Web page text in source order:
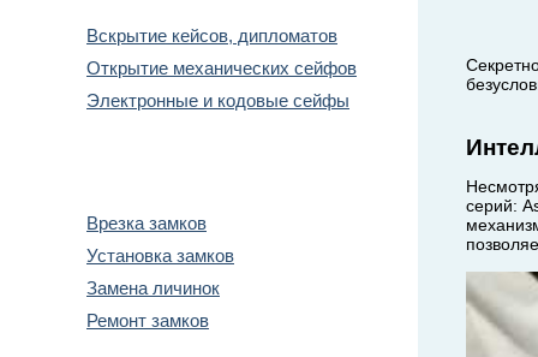
Вскрытие кейсов, дипломатов
Открытие механических сейфов
Электронные и кодовые сейфы
Врезка замков
Установка замков
Замена личинок
Ремонт замков
серий: